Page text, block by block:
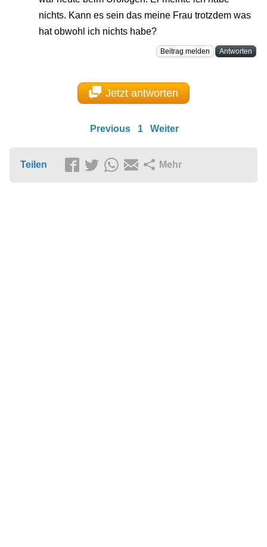
nichts. Kann es sein das meine Frau trotzdem was
hat obwohl ich nichts habe?
Beitrag melden Antworten
Jetzt antworten
Previous 1 Weiter
Teilen Mehr